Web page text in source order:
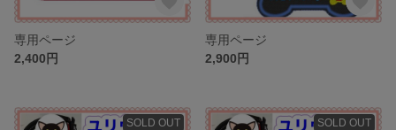
専用ページ
2,400円
専用ページ
2,900円
SOLD OUT SOLD OUT